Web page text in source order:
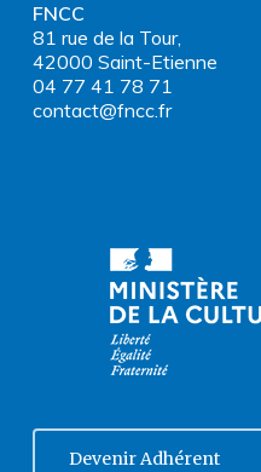
FNCC
81 rue de la Tour,
42000 Saint-Etienne
04 77 41 78 71
contact@fncc.fr
Devenir Adhérent